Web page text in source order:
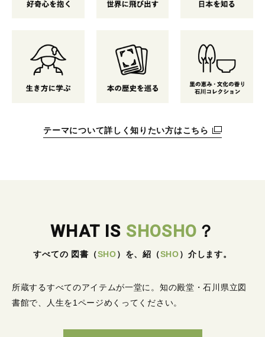
テーマについて詳しく知りたい方はこちら
WHAT IS SHOSHO ？
すべての 図書 （SHO） を、紹 （SHO） 介します。
所蔵するすべてのアイテムが一堂に。 知の殿堂・石川県立図
書館で、人生を1ページめくってください。